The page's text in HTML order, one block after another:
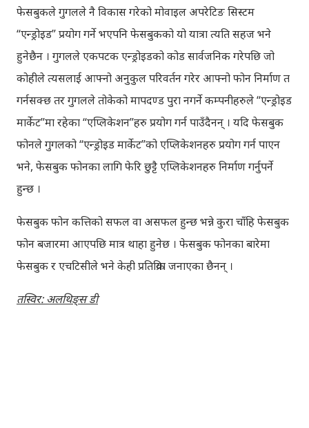
फेसबुकले गुगलले नै विकास गरेको मोवाइल अपरेटिङ सिस्टम
“एन्ड्रोइड” प्रयोग गर्ने भएपनि फेसबुकको यो यात्रा त्यति सहज भने
हुनेछैन । गुगलले एकपटक एन्ड्रोइडको कोड सार्वजनिक गरेपछि जो
कोहीले त्यसलाई आफ्नो अनुकुल परिवर्तन गरेर आफ्नो फोन निर्माण त
गर्नसक्छ तर गुगलले तोकेको मापदण्ड पुरा नगर्ने कम्पनीहरुले “एन्ड्रोइड
मार्केट”मा रहेका “एप्लिकेशन”हरु प्रयोग गर्न पाउँदैनन् । यदि फेसबुक
फोनले गुगलको “एन्ड्रोइड मार्केट”को एप्लिकेशनहरु प्रयोग गर्न पाएन
भने, फेसबुक फोनका लागि फेरि छुट्टै एप्लिकेशनहरु निर्माण गर्नुपर्ने
हुन्छ ।
फेसबुक फोन कत्तिको सफल वा असफल हुन्छ भन्ने कुरा चाँहि फेसबुक
फोन बजारमा आएपछि मात्र थाहा हुनेछ । फेसबुक फोनका बारेमा
फेसबुक र एचटिसीले भने केही प्रतिक्रिया जनाएका छैनन् ।
तस्विर: अलथिङ्स डी